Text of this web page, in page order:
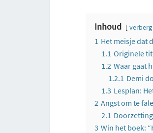
Inhoud verberg
1 Het meisje dat
1.1 Originele
1.2 Waar gaat
1.2.1 Demi
1.3 Lesplan:
2 Angst om te
2.1
3 Win het boek: